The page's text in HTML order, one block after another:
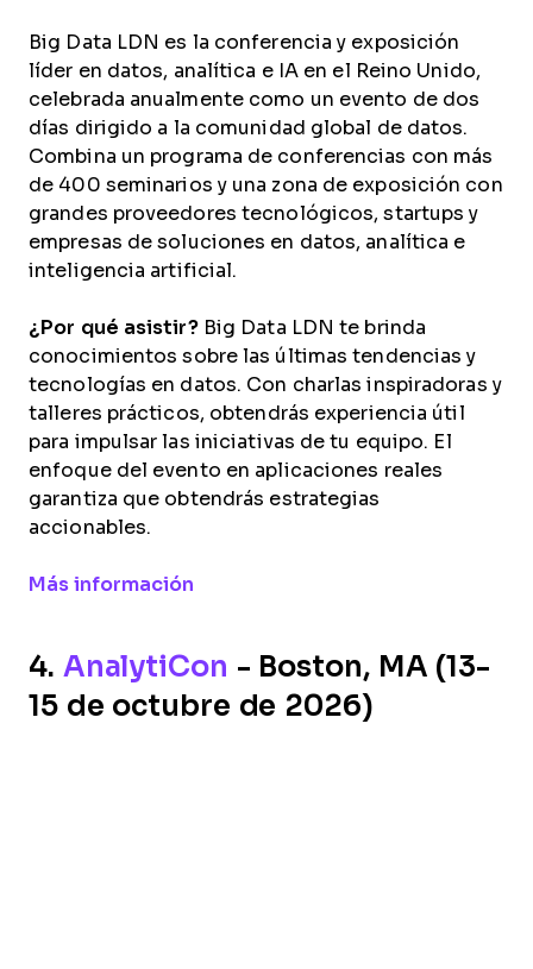
Big Data LDN es la conferencia y exposición
líder en datos, analítica e IA en el Reino Unido,
celebrada anualmente como un evento de dos
días dirigido a la comunidad global de datos.
Combina un programa de conferencias con más
de 400 seminarios y una zona de exposición con
grandes proveedores tecnológicos, startups y
empresas de soluciones en datos, analítica e
inteligencia artificial.
¿Por qué asistir?Big Data LDN te brinda
conocimientos sobre las últimas tendencias y
tecnologías en datos. Con charlas inspiradoras y
talleres prácticos, obtendrás experiencia útil
para impulsar las iniciativas de tu equipo. El
enfoque del evento en aplicaciones reales
garantiza que obtendrás estrategias
accionables.
Más información
4. AnalytiCon - Boston, MA (13-
15 de octubre de 2026)